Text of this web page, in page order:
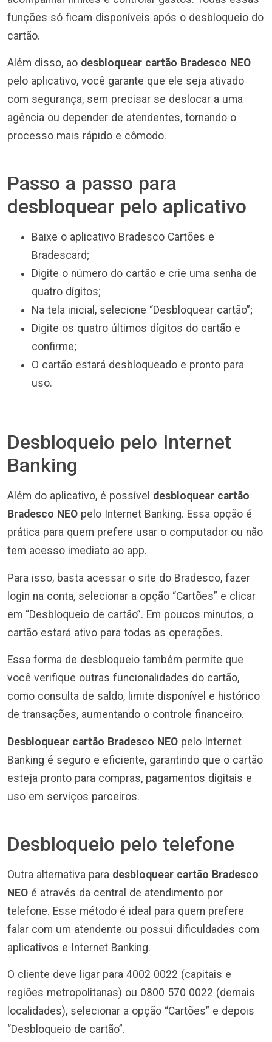
funções só ficam disponíveis após o desbloqueio do
cartão.
Além disso, ao desbloquear cartão Bradesco NEO
pelo aplicativo, você garante que ele seja ativado
com segurança, sem precisar se deslocar a uma
agência ou depender de atendentes, tornando o
processo mais rápido e cômodo.
Passo a passo para
desbloquear pelo aplicativo
Baixe o aplicativo Bradesco Cartões e
Bradescard;
Digite o número do cartão e crie uma senha de
quatro dígitos;
Na tela inicial, selecione “Desbloquear cartão”;
Digite os quatro últimos dígitos do cartão e
confirme;
O cartão estará desbloqueado e pronto para
uso.
Desbloqueio pelo Internet
Banking
Além do aplicativo, é possível desbloquear cartão
Bradesco NEO pelo Internet Banking. Essa opção é
prática para quem prefere usar o computador ou não
tem acesso imediato ao app.
Para isso, basta acessar o site do Bradesco, fazer
login na conta, selecionar a opção “Cartões” e clicar
em “Desbloqueio de cartão”. Em poucos minutos, o
cartão estará ativo para todas as operações.
Essa forma de desbloqueio também permite que
você verifique outras funcionalidades do cartão,
como consulta de saldo, limite disponível e histórico
de transações, aumentando o controle financeiro.
Desbloquear cartão Bradesco NEO pelo Internet
Banking é seguro e eficiente, garantindo que o cartão
esteja pronto para compras, pagamentos digitais e
uso em serviços parceiros.
Desbloqueio pelo telefone
Outra alternativa para desbloquear cartão Bradesco
NEO é através da central de atendimento por
telefone. Esse método é ideal para quem prefere
falar com um atendente ou possui dificuldades com
aplicativos e Internet Banking.
O cliente deve ligar para 4002 0022 (capitais e
regiões metropolitanas) ou 0800 570 0022 (demais
localidades), selecionar a opção “Cartões” e depois
“Desbloqueio de cartão”.